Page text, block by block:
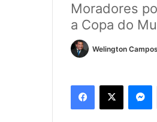
Moradores
a Copa do
Welington Campos